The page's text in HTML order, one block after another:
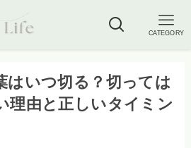
CATEGORY
はいつ切る？切っては
理由と正しいタイミン